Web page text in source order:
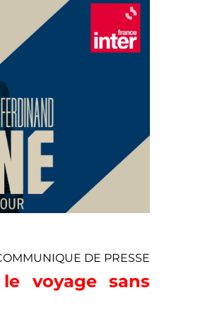
DE PRESSE
le voyage sans